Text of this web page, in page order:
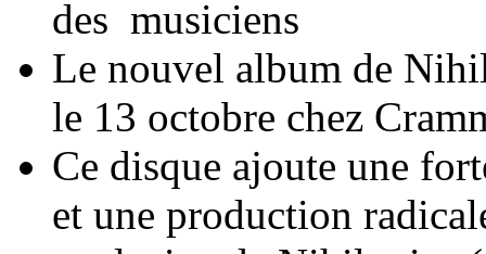
des musiciens
Le nouvel album de
le 13 octobre chez
Ce disque ajoute une
et une production